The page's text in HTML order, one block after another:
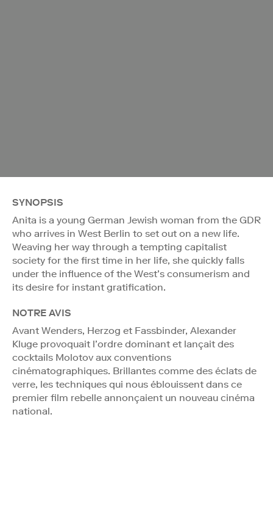
SYNOPSIS
Anita is a young German Jewish woman from the GDR
who arrives in West Berlin to set out on a new life.
Weaving her way through a tempting capitalist
society for the first time in her life, she quickly falls
under the influence of the West’s consumerism and
its desire for instant gratification.
NOTRE AVIS
Avant Wenders, Herzog et Fassbinder, Alexander
Kluge provoquait l’ordre dominant et lançait des
cocktails Molotov aux conventions
cinématographiques. Brillantes comme des éclats de
verre, les techniques qui nous éblouissent dans ce
premier film rebelle annonçaient un nouveau cinéma
national.